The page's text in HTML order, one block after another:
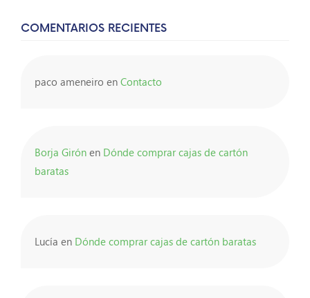
COMENTARIOS RECIENTES
paco ameneiro en Contacto
Borja Girón en Dónde comprar cajas de cartón
baratas
Lucía en Dónde comprar cajas de cartón baratas